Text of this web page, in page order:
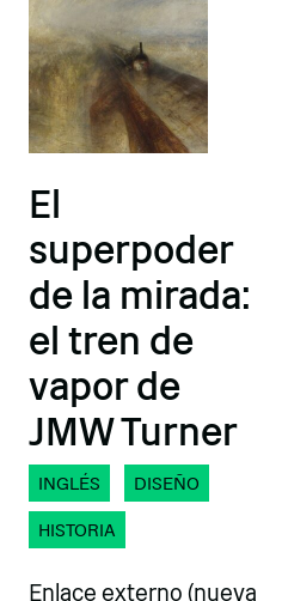
El
superpoder
de la mirada:
el tren de
vapor de
JMW Turner
INGLÉS DISEÑO
HISTORIA
Enlace externo (nueva